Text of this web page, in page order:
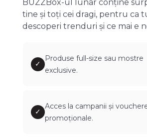
BUZZBox-ul lunar conține
tine și toți cei dragi, pentru ca
descoperi trenduri și ce mai e
✓
Produse full-size sau mostre
exclusive.
✓
Acces la campanii și
promoționale.